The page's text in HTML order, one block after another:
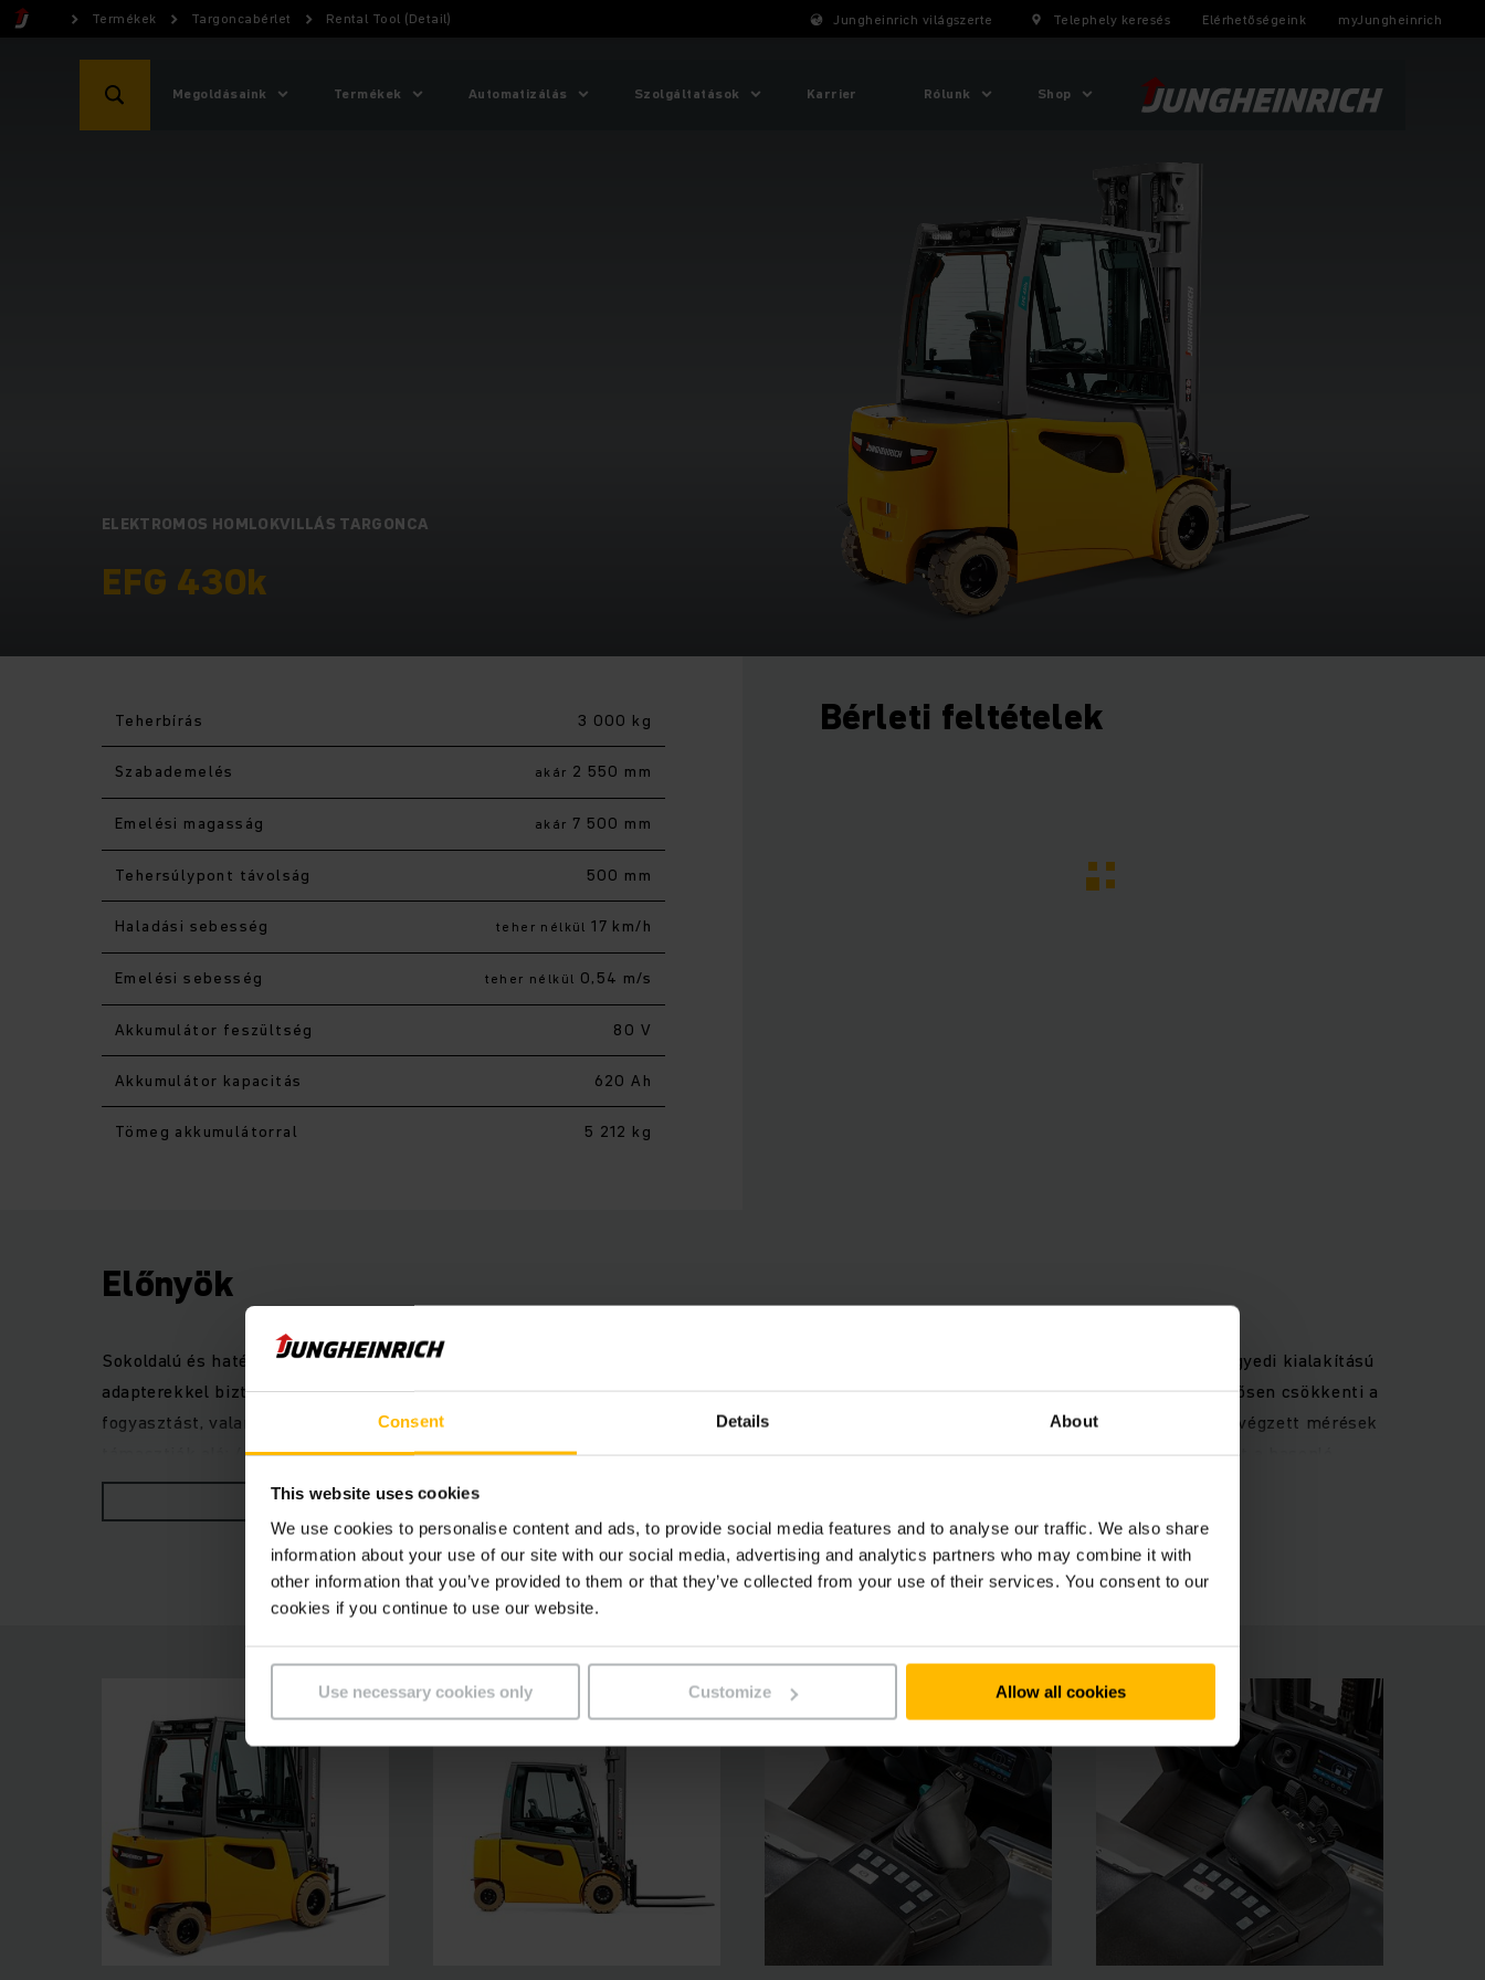
Consent Details About
This website uses cookies
We use cookies to personalise content and ads, to provide social media features and to analyse our traffic. We also share
information about your use of our site with our social media, advertising and analytics partners who may combine it with
other information that you’ve provided to them or that they’ve collected from your use of their services. You consent to our
cookies if you continue to use our website.
Use necessary cookies only Customize Allow all cookies
Termékek Targoncabérlet Rental Tool (Detail) Jungheinrich világszerte Telephely keresés Elérhetőségeink myJungheinrich
Megoldásaink Termékek Automatizálás Szolgáltatások Karrier Rólunk Shop
ELEKTROMOS HOMLOKVILLÁS TARGONCA
EFG 430k
Teherbírás 3 000 kg
Szabademelés akár 2 550 mm
Emelési magasság akár 7 500 mm
Tehersúlypont távolság 500 mm
Haladási sebesség teher nélkül 17 km/h
Emelési sebesség teher nélkül 0,54 m/s
Akkumulátor feszültség 80 V
Akkumulátor kapacitás 620 Ah
Tömeg akkumulátorral 5 212 kg
Bérleti feltételek
Előnyök
Sokoldalú és hatékony 4-es sorozatú elektromos négykerekű targoncáink ideálisak különböző beltéri és kültéri alkalmazásokhoz – az egyedi kialakítású
adapterekkel biztosított iparág-specifikus felhasználástól kezdve a nehéz rakományok gyors rakodásáig. A PureEnergy koncepció jelentősen csökkenti a
fogyasztást, valamint maximális hatékonyságot garantál a legfejlettebb váltóáramú technológiának köszönhetően. VDI-ciklusok alapján végzett mérések
támasztják alá: 4-es sorozatú EFG targoncánk maximális rakodási teljesítmény esetén is akár 10 %-kal kevesebb energiát fogyaszt, mint a hasonló
kategóriájú, más gyártó modellje.A szélesebb körű látómezőt biztosító kompakt emelőoszlop a piacon elérhető legjobb kilátást nyújtja a kezelő számára.
További egyedileg állítható kezelőelemek rugalmasságot és biztonságot nyújtanak. Az ergonómiailag kiforrott és intuitívan kezelhető 4-es sorozatú EFG
targoncák univerzálisan alkalmazható erőgépek.
TÖBBET MUTASSON